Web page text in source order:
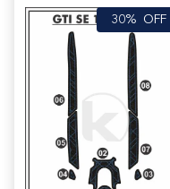
30% OFF